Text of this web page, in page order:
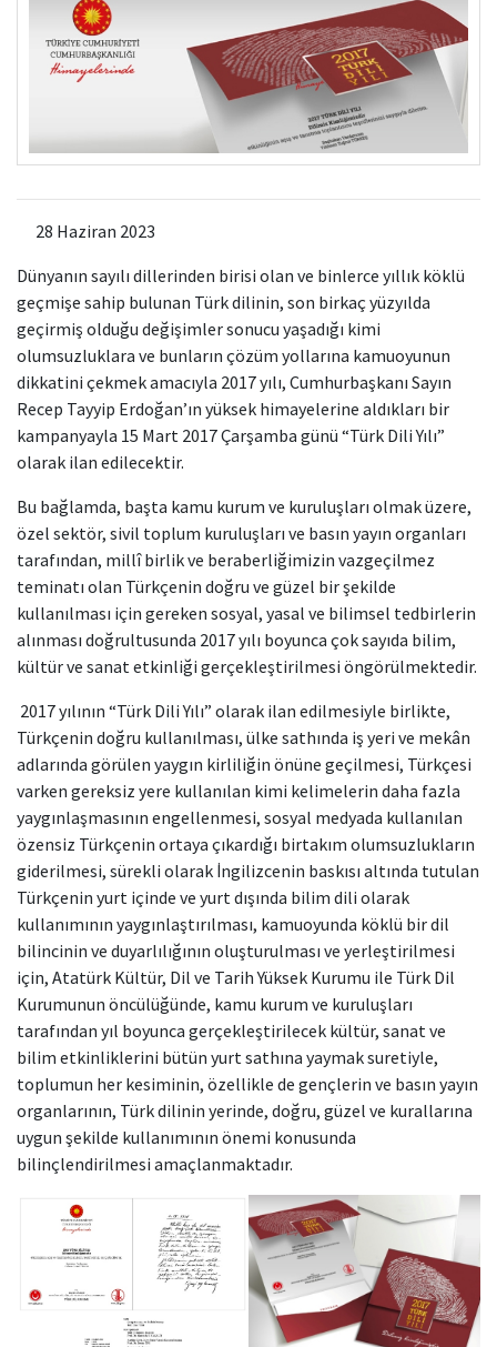
28 Haziran 2023
Dünyanın sayılı dillerinden birisi olan ve binlerce yıllık köklü
geçmişe sahip bulunan Türk dilinin, son birkaç yüzyılda
geçirmiş olduğu değişimler sonucu yaşadığı kimi
olumsuzluklara ve bunların çözüm yollarına kamuoyunun
dikkatini çekmek amacıyla 2017 yılı, Cumhurbaşkanı Sayın
Recep Tayyip Erdoğan’ın yüksek himayelerine aldıkları bir
kampanyayla 15 Mart 2017 Çarşamba günü “Türk Dili Yılı”
olarak ilan edilecektir.
Bu bağlamda, başta kamu kurum ve kuruluşları olmak üzere,
özel sektör, sivil toplum kuruluşları ve basın yayın organları
tarafından, millî birlik ve beraberliğimizin vazgeçilmez
teminatı olan Türkçenin doğru ve güzel bir şekilde
kullanılması için gereken sosyal, yasal ve bilimsel tedbirlerin
alınması doğrultusunda 2017 yılı boyunca çok sayıda bilim,
kültür ve sanat etkinliği gerçekleştirilmesi öngörülmektedir.
2017 yılının “Türk Dili Yılı” olarak ilan edilmesiyle birlikte,
Türkçenin doğru kullanılması, ülke sathında iş yeri ve mekân
adlarında görülen yaygın kirliliğin önüne geçilmesi, Türkçesi
varken gereksiz yere kullanılan kimi kelimelerin daha fazla
yaygınlaşmasının engellenmesi, sosyal medyada kullanılan
özensiz Türkçenin ortaya çıkardığı birtakım olumsuzlukların
giderilmesi, sürekli olarak İngilizcenin baskısı altında tutulan
Türkçenin yurt içinde ve yurt dışında bilim dili olarak
kullanımının yaygınlaştırılması, kamuoyunda köklü bir dil
bilincinin ve duyarlılığının oluşturulması ve yerleştirilmesi
için, Atatürk Kültür, Dil ve Tarih Yüksek Kurumu ile Türk Dil
Kurumunun öncülüğünde, kamu kurum ve kuruluşları
tarafından yıl boyunca gerçekleştirilecek kültür, sanat ve
bilim etkinliklerini bütün yurt sathına yaymak suretiyle,
toplumun her kesiminin, özellikle de gençlerin ve basın yayın
organlarının, Türk dilinin yerinde, doğru, güzel ve kurallarına
uygun şekilde kullanımının önemi konusunda
bilinçlendirilmesi amaçlanmaktadır.
Kamu Hizmet Standartları
Uluslararası Yayıncılık
Başvurular
Bilanço
Sergiler